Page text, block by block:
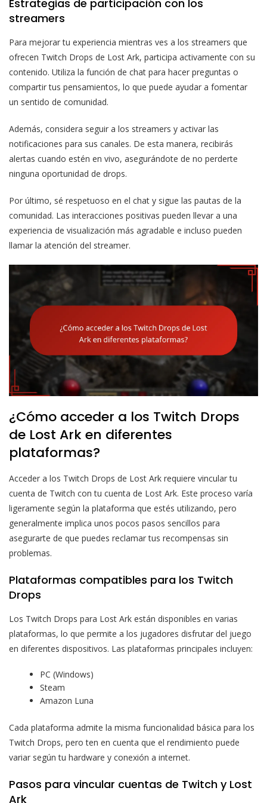
Estrategias de participación con los
streamers
Para mejorar tu experiencia mientras ves a los streamers que
ofrecen Twitch Drops de Lost Ark, participa activamente con su
contenido. Utiliza la función de chat para hacer preguntas o
compartir tus pensamientos, lo que puede ayudar a fomentar
un sentido de comunidad.
Además, considera seguir a los streamers y activar las
notificaciones para sus canales. De esta manera, recibirás
alertas cuando estén en vivo, asegurándote de no perderte
ninguna oportunidad de drops.
Por último, sé respetuoso en el chat y sigue las pautas de la
comunidad. Las interacciones positivas pueden llevar a una
experiencia de visualización más agradable e incluso pueden
llamar la atención del streamer.
¿Cómo acceder a los Twitch Drops
de Lost Ark en diferentes
plataformas?
Acceder a los Twitch Drops de Lost Ark requiere vincular tu
cuenta de Twitch con tu cuenta de Lost Ark. Este proceso varía
ligeramente según la plataforma que estés utilizando, pero
generalmente implica unos pocos pasos sencillos para
asegurarte de que puedes reclamar tus recompensas sin
problemas.
Plataformas compatibles para los Twitch
Drops
Los Twitch Drops para Lost Ark están disponibles en varias
plataformas, lo que permite a los jugadores disfrutar del juego
en diferentes dispositivos. Las plataformas principales incluyen:
PC (Windows)
Steam
Amazon Luna
Cada plataforma admite la misma funcionalidad básica para los
Twitch Drops, pero ten en cuenta que el rendimiento puede
variar según tu hardware y conexión a internet.
Pasos para vincular cuentas de Twitch y Lost
Ark